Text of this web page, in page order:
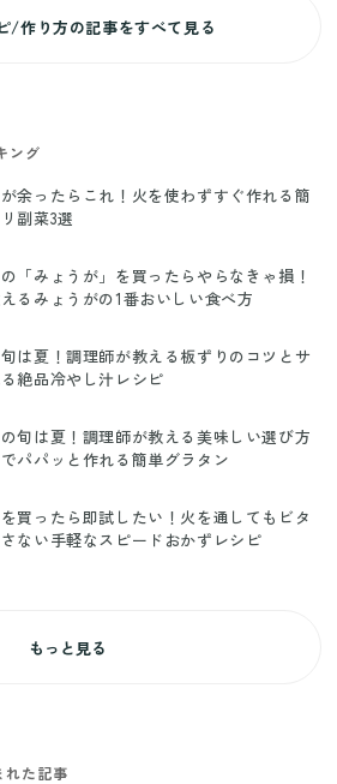
/作り方の記事をすべて見る
ング
余ったらこれ！火を使わずすぐ作れる簡
副菜3選
「みょうが」を買ったらやらなきゃ損！
るみょうがの1番おいしい食べ方
は夏！調理師が教える板ずりのコツとサ
絶品冷やし汁レシピ
旬は夏！調理師が教える美味しい選び方
パパッと作れる簡単グラタン
買ったら即試したい！火を通してもビタ
ない手軽なスピードおかずレシピ
もっと見る
れた記事